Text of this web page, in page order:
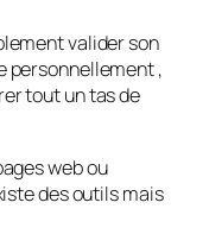
valider son
personnellement ,
tout un tas de
web ou
des outils mais